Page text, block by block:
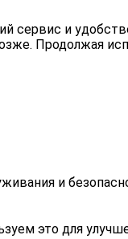
сервис и
Продолжая
и
это для